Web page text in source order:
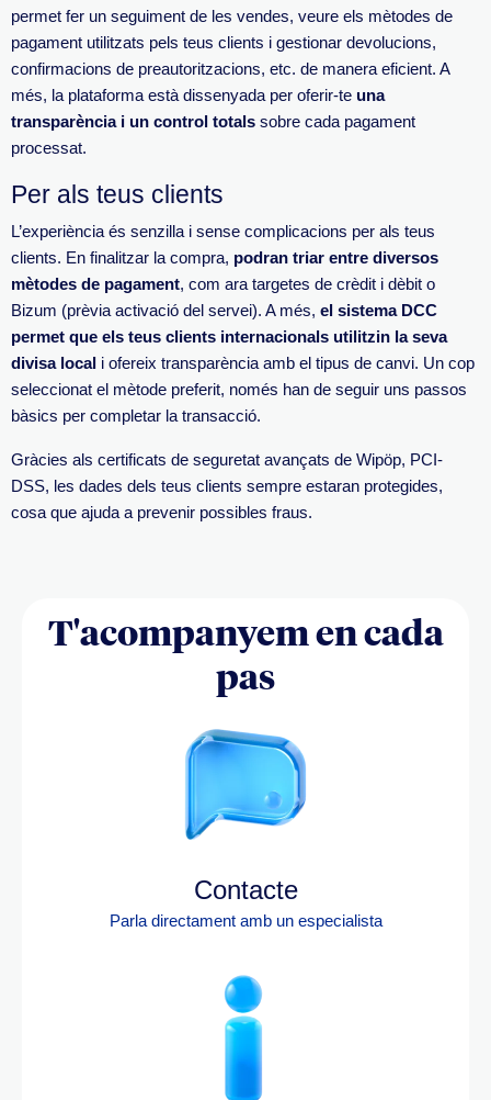
permet fer un seguiment de les vendes, veure els mètodes de
pagament utilitzats pels teus clients i gestionar devolucions,
confirmacions de preautoritzacions, etc. de manera eficient. A
més, la plataforma està dissenyada per oferir-te una
transparència i un control totals sobre cada pagament
processat.
Per als teus clients
L’experiència és senzilla i sense complicacions per als teus
clients. En finalitzar la compra, podran triar entre diversos
mètodes de pagament, com ara targetes de crèdit i dèbit o
Bizum (prèvia activació del servei). A més, el sistema DCC
permet que els teus clients internacionals utilitzin la seva
divisa local i ofereix transparència amb el tipus de canvi. Un cop
seleccionat el mètode preferit, només han de seguir uns passos
bàsics per completar la transacció.
Gràcies als certificats de seguretat avançats de Wipöp, PCI-
DSS, les dades dels teus clients sempre estaran protegides,
cosa que ajuda a prevenir possibles fraus.
T'acompanyem en cada
pas
Contacte
Parla directament amb un especialista